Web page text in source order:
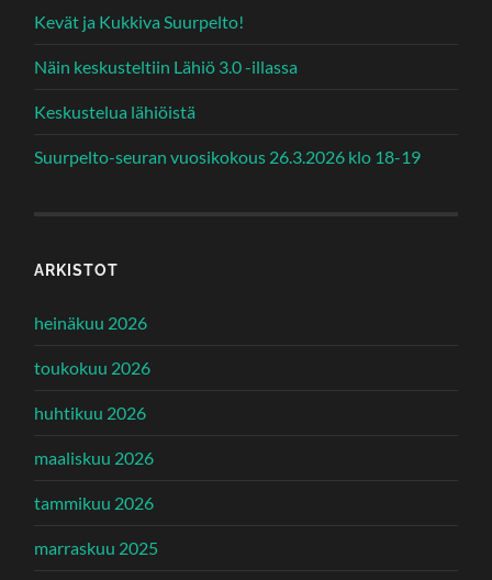
Kevät ja Kukkiva Suurpelto!
Näin keskusteltiin Lähiö 3.0 -illassa
Keskustelua lähiöistä
Suurpelto-seuran vuosikokous 26.3.2026 klo 18-19
ARKISTOT
heinäkuu 2026
toukokuu 2026
huhtikuu 2026
maaliskuu 2026
tammikuu 2026
marraskuu 2025